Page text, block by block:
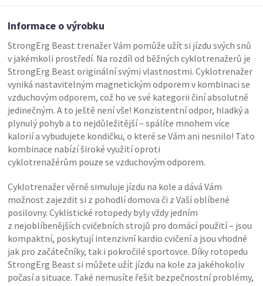
Informace o výrobku
StrongErg Beast trenažer Vám pomůže užít si jízdu svých snů
v jakémkoli prostředí. Na rozdíl od běžných cyklotrenažerů je
StrongErg Beast originální svými vlastnostmi. Cyklotrenažer
vyniká nastavitelným magnetickým odporem v kombinaci se
vzduchovým odporem, což ho ve své kategorii činí absolutně
jedinečným. A to ještě není vše! Konzistentní odpor, hladký a
plynulý pohyb a to nejdůležitější – spálíte mnohem více
kalorií a vybudujete kondičku, o které se Vám ani nesnilo! Tato
kombinace nabízí široké využití oproti
cyklotrenažérům pouze se vzduchovým odporem.
Cyklotrenažer věrně simuluje jízdu na kole a dává Vám
možnost zajezdit si z pohodlí domova či z Vaší oblíbené
posilovny. Cyklistické rotopedy byly vždy jedním
z nejoblíbenějších cvičebních strojů pro domácí použití – jsou
kompaktní, poskytují intenzivní kardio cvičení a jsou vhodné
jak pro začátečníky, tak i pokročilé sportovce. Díky rotopedu
StrongErg Beast si můžete užít jízdu na kole za jakéhokoliv
počasí a situace. Také nemusíte řešit bezpečnostní problémy,